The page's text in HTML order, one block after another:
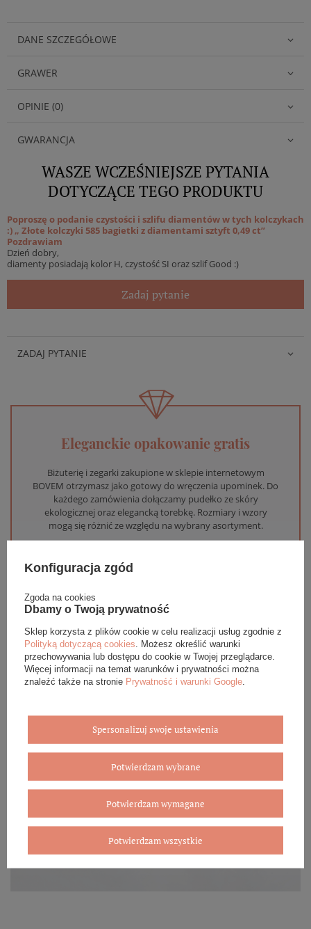
DANE SZCZEGÓŁOWE
GRAWER
OPINIE (0)
GWARANCJA
WASZE WCZEŚNIEJSZE PYTANIA
DOTYCZĄCE TEGO PRODUKTU
Poproszę o podanie czystości i szlifu diamentów w tych kolczykach
:) „ Złote kolczyki 585 bagietki z diamentami sztyft 0,49 ct”
Pozdrawiam
Dzień dobry,
diamenty posiadają kolor H, czystość SI oraz szlif Good :)
Zadaj pytanie
ZADAJ PYTANIE
Eleganckie opakowanie gratis
Biżuterię i zegarki zakupione w sklepie internetowym
BOVEM otrzymasz jako gotowy do wręczenia upominek. Do
każdego zamówienia dołączamy pudełko ze skóry
ekologicznej oraz elegancką torebkę. Rozmiary i wzory
mogą się różnić ze względu na wybrany asortyment.
Konfiguracja zgód
Zgoda na cookies
Dbamy o Twoją prywatność
Sklep korzysta z plików cookie w celu realizacji usług zgodnie z
Polityką dotyczącą cookies . Możesz określić warunki
przechowywania lub dostępu do cookie w Twojej przeglądarce.
Więcej informacji na temat warunków i prywatności można
znaleźć także na stronie Prywatność i warunki Google
Spersonalizuj swoje ustawienia
Potwierdzam wybrane
Potwierdzam wymagane
Potwierdzam wszystkie